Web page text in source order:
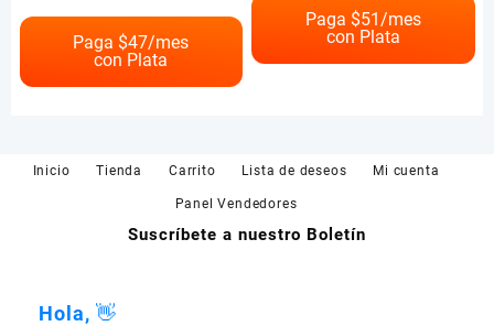
tiene
múltiples
variantes.
elegir
página
Paga $47/mes
con Plata
múltiples
variantes.
Las
en
Paga $51/mes
con Plata
Inicio Tienda Carrito Lista de deseos Mi cuenta
Panel Vendedores
Suscríbete a nuestro Boletín
Hola, 👋